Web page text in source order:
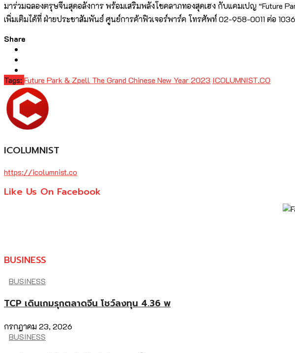
มาร่วมฉลองตรุษจีนสุดอลังการ พร้อมเสริมพลังโชคลาภทองสุดเฮง กับแคมเปญ “Future
เพิ่มเติมได้ที่ ฝ่ายประชาสัมพันธ์ ศูนย์การค้าฟิวเจอร์พาร์ค โทรศัพท์ 02-958-0011 ต่อ
Share
Tags: Future Park & Zpell The Grand Chinese New Year 2023 ICOLUMNIST.CO
ICOLUMNIST
https://icolumnist.co
Like Us On Facebook
BUSINESS
BUSINESS
TCP เดินเกมรุกตลาดจีน โชว์ลงทุน 4.36 พ
กรกฎาคม 23, 2026
BUSINESS